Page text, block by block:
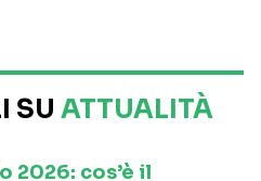
SU ATTUALITÀ
2026: cos’è il